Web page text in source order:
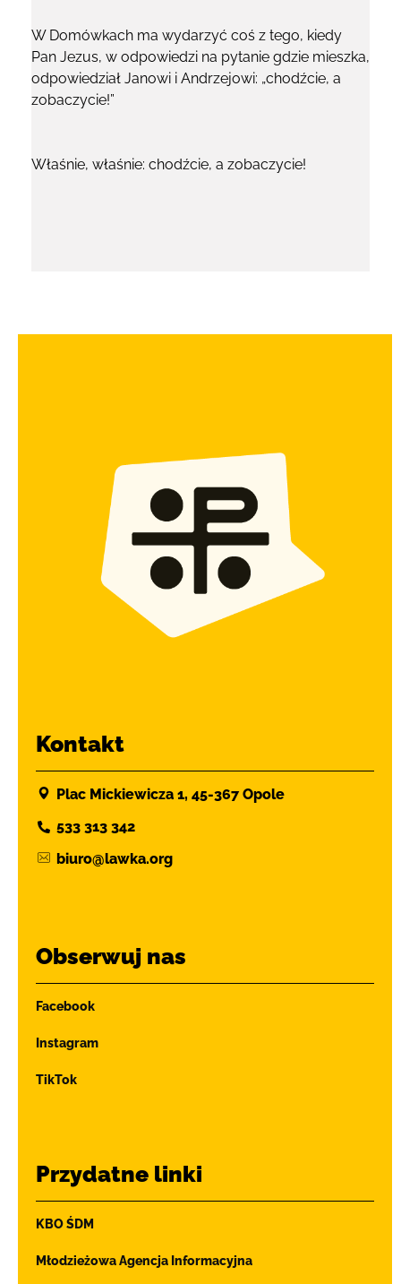
W Domówkach ma wydarzyć coś z tego, kiedy
Pan Jezus, w odpowiedzi na pytanie gdzie mieszka,
odpowiedział Janowi i Andrzejowi: „chodźcie, a
zobaczycie!”
Właśnie, właśnie: chodźcie, a zobaczycie!
Kontakt
Plac Mickiewicza 1, 45-367 Opole
533 313 342
biuro@lawka.org
Obserwuj nas
Facebook
Instagram
TikTok
Przydatne linki
KBO ŚDM
Młodzieżowa Agencja Informacyjna